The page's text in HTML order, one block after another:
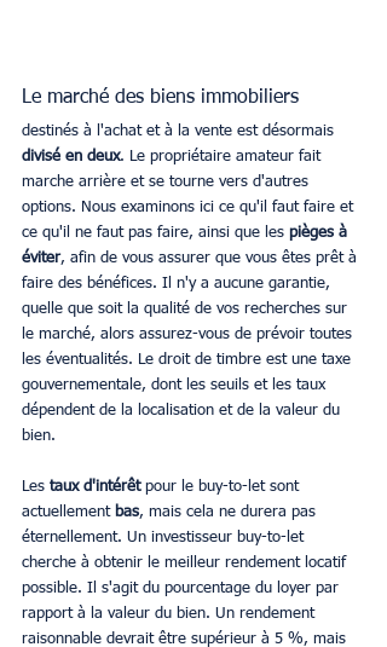
Le marché des biens immobiliers
destinés à l'achat et à la vente est désormais
divisé en deux. Le propriétaire amateur fait
marche arrière et se tourne vers d'autres
options. Nous examinons ici ce qu'il faut faire et
ce qu'il ne faut pas faire, ainsi que les pièges à
éviter, afin de vous assurer que vous êtes prêt à
faire des bénéfices. Il n'y a aucune garantie,
quelle que soit la qualité de vos recherches sur
le marché, alors assurez-vous de prévoir toutes
les éventualités. Le droit de timbre est une taxe
gouvernementale, dont les seuils et les taux
dépendent de la localisation et de la valeur du
bien.
Les taux d'intérêt pour le buy-to-let sont
actuellement bas, mais cela ne durera pas
éternellement. Un investisseur buy-to-let
cherche à obtenir le meilleur rendement locatif
possible. Il s'agit du pourcentage du loyer par
rapport à la valeur du bien. Un rendement
raisonnable devrait être supérieur à 5 %, mais